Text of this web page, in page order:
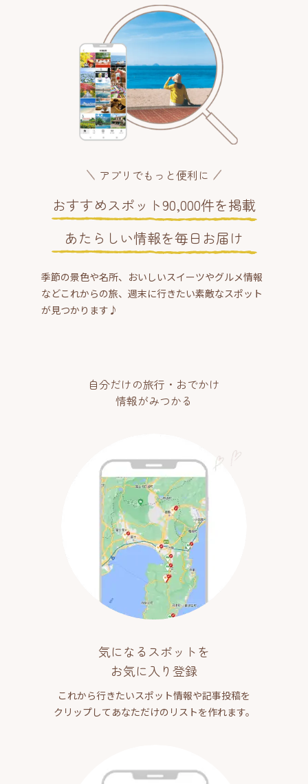
アプリでもっと便利に
おすすめスポット90,000件を掲載
あたらしい情報を毎日お届け
季節の景色や名所、おいしいスイーツやグルメ情報
などこれからの旅、週末に行きたい素敵なスポット
が見つかります♪
自分だけの旅行・おでかけ
情報がみつかる
気になるスポットを
お気に入り登録
これから行きたいスポット情報や記事投稿を
クリップしてあなただけのリストを作れます。